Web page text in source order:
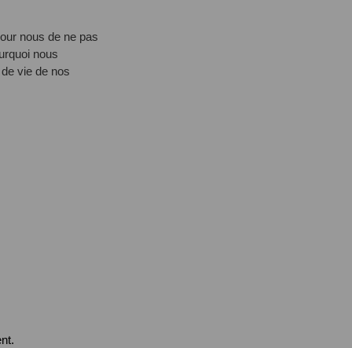
nous de ne pas
nous
vie de nos